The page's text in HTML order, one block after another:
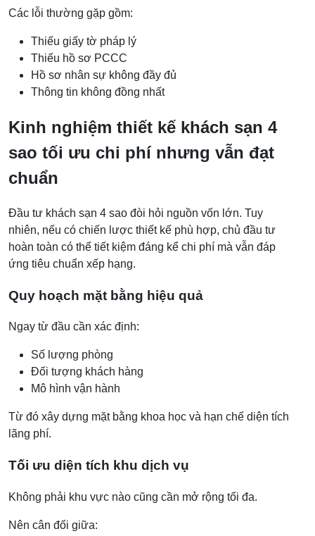
Các lỗi thường gặp gồm:
Thiếu giấy tờ pháp lý
Thiếu hồ sơ PCCC
Hồ sơ nhân sự không đầy đủ
Thông tin không đồng nhất
Kinh nghiệm thiết kế khách sạn 4
sao tối ưu chi phí nhưng vẫn đạt
chuẩn
Đầu tư khách sạn 4 sao đòi hỏi nguồn vốn lớn. Tuy
nhiên, nếu có chiến lược thiết kế phù hợp, chủ đầu tư
hoàn toàn có thể tiết kiệm đáng kể chi phí mà vẫn đáp
ứng tiêu chuẩn xếp hạng.
Quy hoạch mặt bằng hiệu quả
Ngay từ đầu cần xác định:
Số lượng phòng
Đối tượng khách hàng
Mô hình vận hành
Từ đó xây dựng mặt bằng khoa học và hạn chế diện tích
lãng phí.
Tối ưu diện tích khu dịch vụ
Không phải khu vực nào cũng cần mở rộng tối đa.
Nên cân đối giữa: